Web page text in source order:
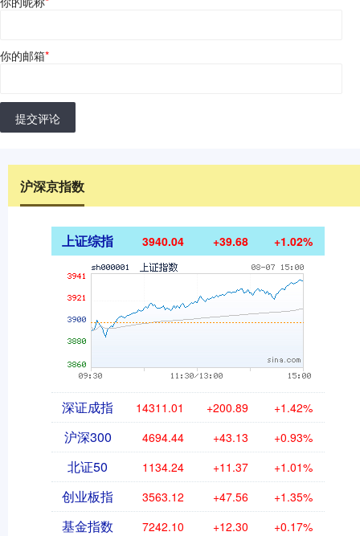
你的邮箱*
提交评论
沪深京指数
上证综指 3940.04 +39.68 +1.02%
深证成指 14311.01 +200.89 +1.42%
沪深300 4694.44 +43.13 +0.93%
北证50 1134.24 +11.37 +1.01%
创业板指 3563.12 +47.56 +1.35%
基金指数 7242.10 +12.30 +0.17%